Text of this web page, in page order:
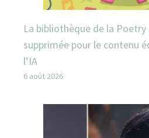
La bibliothèque de la
supprimée pour le contenu
l’IA
6 août 2026